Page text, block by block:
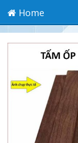
Home